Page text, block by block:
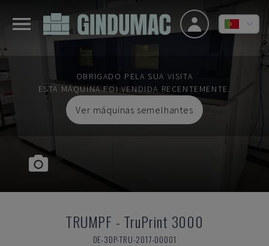
OBRIGADO PELA SUA VISITA
ESTA MÁQUINA FOI VENDIDA RECENTEMENTE.
Ver máquinas semelhantes
TRUMPF - TruPrint 3000
DE-3DP-TRU-2017-00001